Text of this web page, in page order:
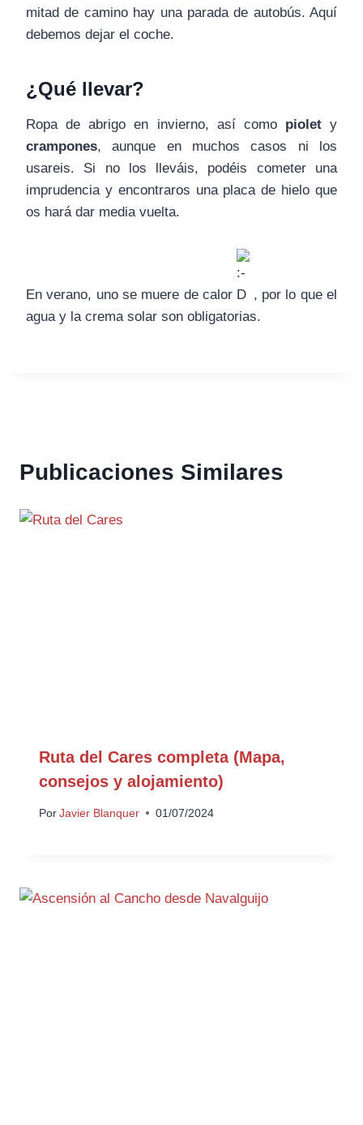
mitad de camino hay una parada de autobús. Aquí
debemos dejar el coche.
¿Qué llevar?
Ropa de abrigo en invierno, así como piolety
crampones, aunque en muchos casos ni los
usareis. Si no los lleváis, podéis cometer una
imprudencia y encontraros una placa de hielo que
os hará dar media vuelta.
En verano, uno se muere de calor
, por lo que el
agua y la crema solar son obligatorias.
Publicaciones Similares
Ruta del Cares completa (Mapa,
consejos y alojamiento)
Por Javier Blanquer 01/07/2024